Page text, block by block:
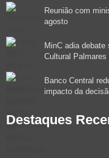
Reunião com
agosto
MinC adia debate
Cultural
Banco Central
impacto da
Destaques